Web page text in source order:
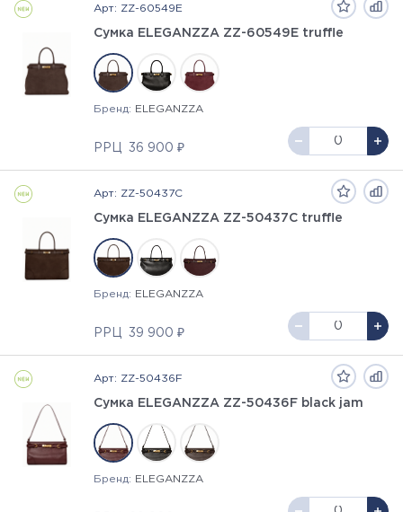
Арт: ZZ-60549E
Сумка ELEGANZZA ZZ-60549E truffle
Бренд: ELEGANZZA
РРЦ 36 900 ₽
Арт: ZZ-50437C
Сумка ELEGANZZA ZZ-50437C truffle
Бренд: ELEGANZZA
РРЦ 39 900 ₽
Арт: ZZ-50436F
Сумка ELEGANZZA ZZ-50436F black jam
Бренд: ELEGANZZA